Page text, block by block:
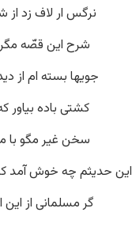
نرگس ار لاف زد
شرح این قصّه مگر
جویها بسته ام از
کشتی باده
سخن غیر مگو
این حدیثم چه خوش آمد
گر مسلمانی از